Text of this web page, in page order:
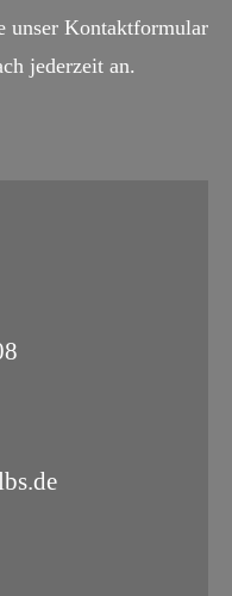
unser Kontaktformular
jederzeit an.